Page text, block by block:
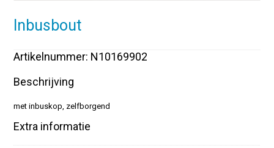
Inbusbout
Artikelnummer: N10169902
Beschrijving
met inbuskop, zelfborgend
Extra informatie